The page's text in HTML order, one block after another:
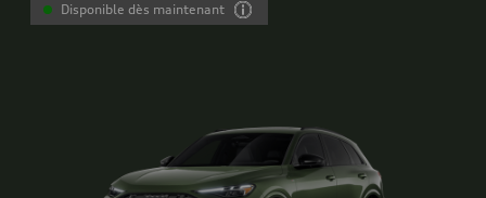
Disponible dès maintenant